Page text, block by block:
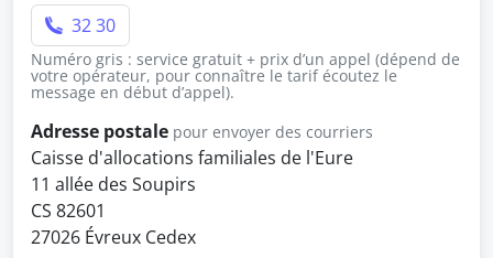
32 30
Numéro gris : service gratuit + prix d’un appel (dépend de
votre opérateur, pour connaître le tarif écoutez le
message en début d’appel).
Adresse postale pour envoyer des courriers
Caisse d'allocations familiales de l'Eure
11 allée des Soupirs
CS 82601
27026 Évreux Cedex